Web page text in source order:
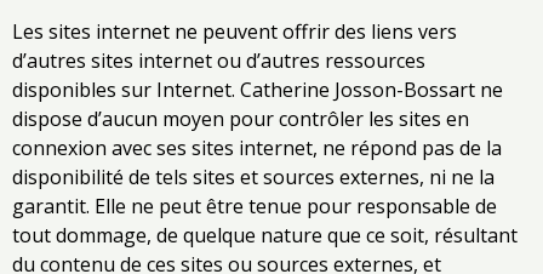
Les sites internet ne peuvent offrir des liens vers
d’autres sites internet ou d’autres ressources
disponibles sur Internet. Catherine Josson-Bossart ne
dispose d’aucun moyen pour contrôler les sites en
connexion avec ses sites internet, ne répond pas de la
disponibilité de tels sites et sources externes, ni ne la
garantit. Elle ne peut être tenue pour responsable de
tout dommage, de quelque nature que ce soit, résultant
du contenu de ces sites ou sources externes, et